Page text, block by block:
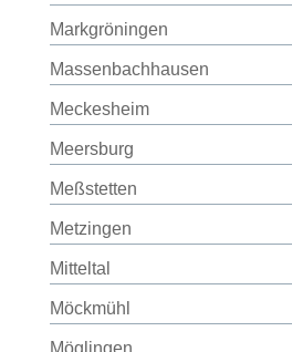
Markgröningen
Massenbachhausen
Meckesheim
Meersburg
Meßstetten
Metzingen
Mitteltal
Möckmühl
Möglingen